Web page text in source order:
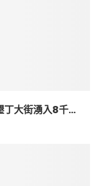
丁大街湧入8千...